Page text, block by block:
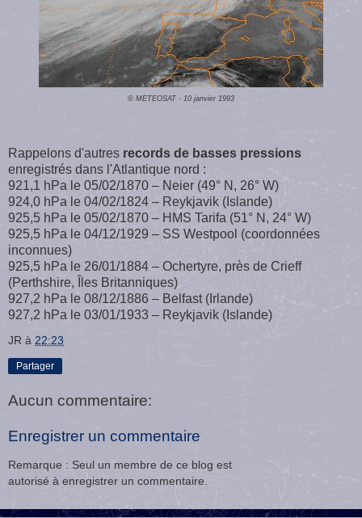
© METEOSAT - 10 janvier 1993
Rappelons d'autres records de basses pressions
enregistrés dans l'Atlantique nord :
921,1 hPa le 05/02/1870 – Neier (49° N, 26° W)
924,0 hPa le 04/02/1824 – Reykjavik (Islande)
925,5 hPa le 05/02/1870 – HMS Tarifa (51° N, 24° W)
925,5 hPa le 04/12/1929 – SS Westpool (coordonnées
inconnues)
925,5 hPa le 26/01/1884 – Ochertyre, près de Crieff
(Perthshire, Îles Britanniques)
927,2 hPa le 08/12/1886 – Belfast (Irlande)
927,2 hPa le 03/01/1933 – Reykjavik (Islande)
JR à 22:23
Partager
Aucun commentaire:
Enregistrer un commentaire
Remarque : Seul un membre de ce blog est
autorisé à enregistrer un commentaire.